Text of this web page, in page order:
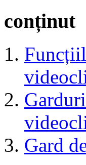
conținut
Gard